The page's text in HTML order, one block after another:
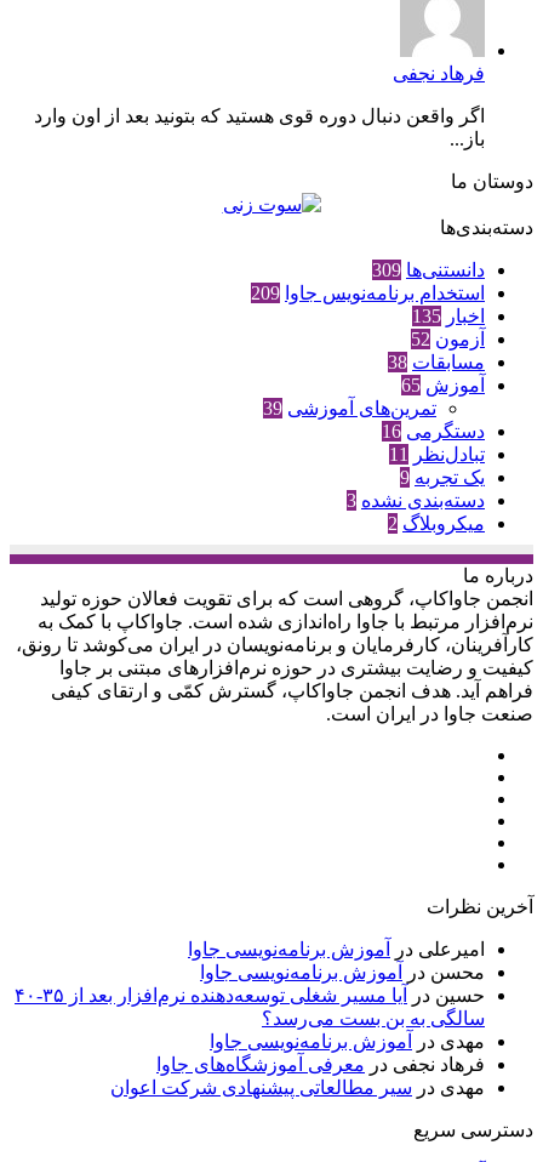
فرهاد نجفی
اگر واقعن دنبال دوره قوی هستید که بتونید بعد از اون وارد
باز...
دوستان ما
دسته‌بندی‌ها
دانستنی‌ها 309
استخدام برنامه‌نویس جاوا 209
اخبار 135
آزمون 52
مسابقات 38
آموزش 65
تمرین‌های آموزشی 39
دستگرمی 16
تبادل‌نظر
11
یک تجربه 9
دسته‌بندی نشده 3
میکروبلاگ 2
درباره‌ ما
انجمن جاواکاپ، گروهی است که برای تقویت فعالان حوزه‌ تولید
نرم‌افزار مرتبط با جاوا راه‌اندازی شده است. جاواکاپ با کمک به
کارآفرینان، کارفرمایان و برنامه‌نویسان در ایران می‌کوشد تا رونق،
کیفیت و رضایت بیشتری در حوزه‌ نرم‌افزارهای مبتنی بر جاوا
فراهم آید. هدف انجمن جاواکاپ، گسترش کمّی و ارتقای کیفی
صنعت جاوا در ایران است.
آخرین نظرات
امیرعلی در
آموزش برنامه‌نویسی جاوا
محسن در
آموزش برنامه‌نویسی جاوا
حسین در
آیا مسیر شغلی توسعه‌دهنده نرم‌افزار بعد از ۳۵-۴۰
سالگی به بن بست می‌رسد؟
مهدی در
آموزش برنامه‌نویسی جاوا
فرهاد نجفی در معرفی آموزشگاه‌های جاوا
مهدی در سیر مطالعاتی پیشنهادی شرکت اعوان
دسترسی سریع